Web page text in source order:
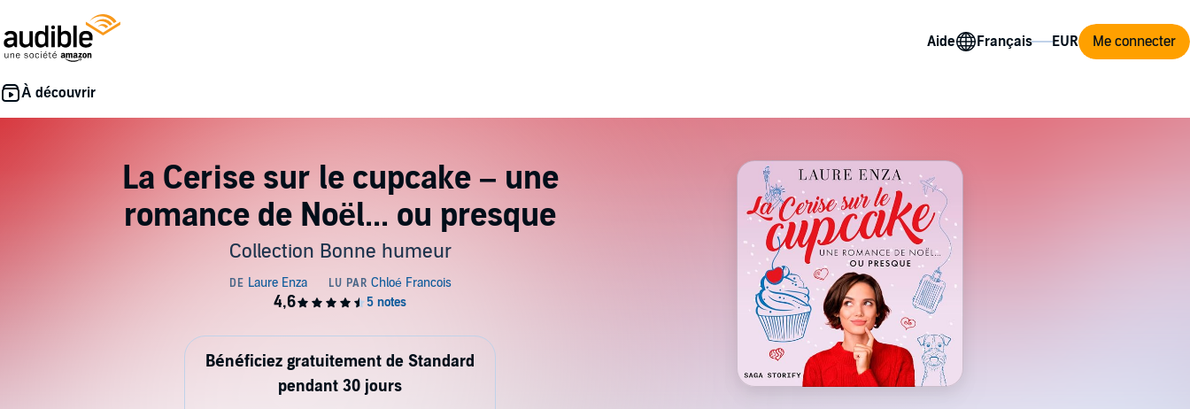
Aide Me connecter
La Cerise sur le cupcake – une
romance de Noël... ou presque
Collection Bonne humeur
Bénéficiez gratuitement de Standard
pendant 30 jours